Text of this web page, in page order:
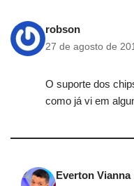
robson
27 de agosto de
O suporte dos
como já vi em
Everton Vianna